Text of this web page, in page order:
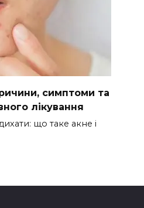
симптоми та
лікування
що таке акне і